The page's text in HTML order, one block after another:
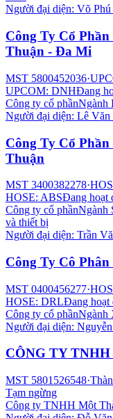
Người đại diện: Võ
Công Ty Cổ
Thuận - Đa Mi
MST 5800452036·
UPCOM: DNHĐang
Công ty cổ phầnNgành
Người đại diện: Lê Văn
Công Ty Cổ
Thuận
MST 3400382278·
HOSE: ABSĐang hoạt
Công ty cổ phầnNgành
và thiết bị
Người đại diện: Trần
Công Ty Cô
MST 0400456277·
HOSE: DRLĐang hoạt
Công ty cổ phầnNgành
Người đại diện:
CÔNG TY
MST 5801526548·
Tạm ngừng
Công ty TNHH Một